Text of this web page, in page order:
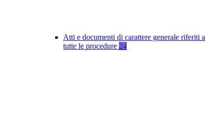
Atti e documenti di carattere generale riferiti a
tutte le procedure 24